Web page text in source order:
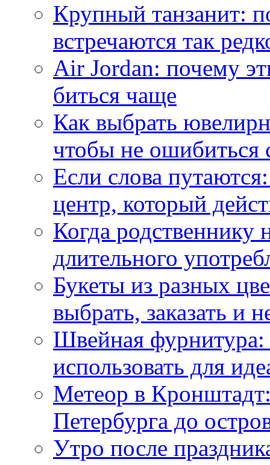
Крупный танзанит:
встречаются так
Air Jordan: почему
биться чаще
Как выбрать
чтобы не ошибиться
Если слова
центр, который
Когда
длительного
Букеты из разных
выбрать, заказать и
Швейная фурнитура:
использовать для
Метеор в
Петербурга до
Утро после